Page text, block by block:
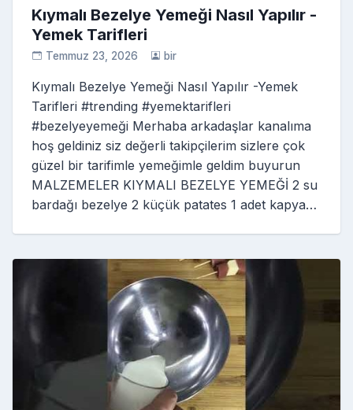
Kıymalı Bezelye Yemeği Nasıl Yapılır -
Yemek Tarifleri
Temmuz 23, 2026 bir
Kıymalı Bezelye Yemeği Nasıl Yapılır -Yemek
Tarifleri #trending #yemektarifleri
#bezelyeyemeği Merhaba arkadaşlar kanalıma
hoş geldiniz siz değerli takipçilerim sizlere çok
güzel bir tarifimle yemeğimle geldim buyurun
MALZEMELER KIYMALI BEZELYE YEMEĞİ 2 su
bardağı bezelye 2 küçük patates 1 adet kapya…